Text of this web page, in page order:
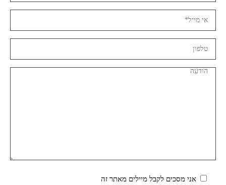
אני מסכים לקבל מיילים מאתר זה